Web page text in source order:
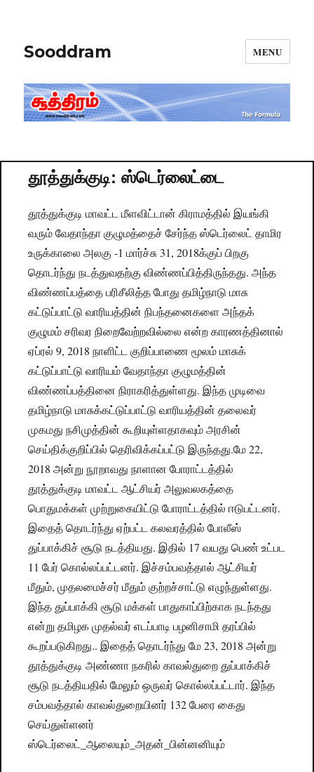
Sooddram MENU
தூத்துக்குடி: ஸ்டெர்லைட்டை
தூத்துக்குடி மாவட்ட மீளவிட்டான் கிராமத்தில் இயங்கி
வரும் வேதாந்தா குழுமத்தைச் சேர்ந்த ஸ்டெர்லைட் தாமிர
உருக்காலை அலகு -1 மார்ச்சு 31, 2018க்குப் பிறகு
தொடர்ந்து நடத்துவதற்கு விண்ணப்பித்திருந்தது. அந்த
விண்ணப்பத்தை பரிசீலித்த போது தமிழ்நாடு மாசு
கட்டுப்பாட்டு வாரியத்தின் நிபந்தனைகளை அந்தக்
குழுமம் சரிவர நிறைவேற்றவில்லை என்ற காரணத்தினால்
ஏப்ரல் 9, 2018 நாளிட்ட குறிப்பாணை மூலம் மாசுக்
கட்டுப்பாட்டு வாரியம் வேதாந்தா குழுமத்தின்
விண்ணப்பத்தினை நிராகரித்துள்ளது. இந்த முடிவை
தமிழ்நாடு மாசுக்கட்டுப்பாட்டு வாரியத்தின் தலைவர்
முகமது நசிமுத்தின் கூறியுள்ளதாகவும் அரசின்
செய்திக்குறிப்பில் தெரிவிக்கப்பட்டு இருந்தது.மே 22,
2018 அன்று நூறாவது நாளான போராட்டத்தில்
தூத்துக்குடி மாவட்ட ஆட்சியர் அலுவலகத்தை
பொதுமக்கள் முற்றுகையிட்டு போராட்டத்தில் ஈடுபட்டனர்.
இதைத் தொடர்ந்து ஏற்பட்ட கலவரத்தில் போலீஸ்
துப்பாக்கிச் சூடு நடத்தியது. இதில் 17 வயது பெண் உட்பட
11 பேர் கொல்லப்பட்டனர். இச்சம்பவத்தால் ஆட்சியர்
மீதும், முதலமைச்சர் மீதும் குற்றச்சாட்டு எழுந்துள்ளது.
இந்த துப்பாக்கி சூடு மக்கள் பாதுகாப்பிற்காக நடந்தது
என்று தமிழக முதல்வர் எடப்பாடி பழனிசாமி தரப்பில்
கூறப்படுகிறது.. இதைத் தொடர்ந்து மே 23, 2018 அன்று
தூத்துக்குடி அண்ணா நகரில் காவல்துறை துப்பாக்கிச்
சூடு நடத்தியதில் மேலும் ஒருவர் கொல்லப்பட்டார். இந்த
சம்பவத்தால் காவல்துறையினர் 132 பேரை கைது
செய்துள்ளனர்
ஸ்டெர்லைட்_ஆலையும்_அதன்_பின்னனியும்